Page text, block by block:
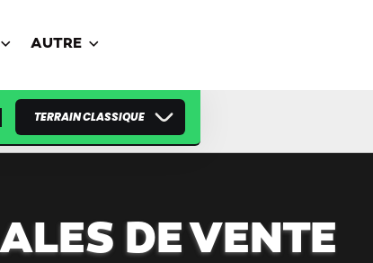
AUTRE
TERRAIN CLASSIQUE
DE VENTE